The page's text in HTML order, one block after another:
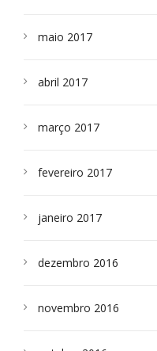
maio 2017
abril 2017
março 2017
fevereiro 2017
janeiro 2017
dezembro 2016
novembro 2016